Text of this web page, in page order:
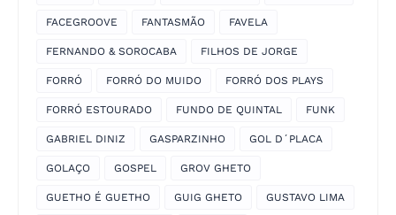
FACEGROOVE FANTASMÃO FAVELA
FERNANDO & SOROCABA FILHOS DE JORGE
FORRÓ FORRÓ DO MUIDO FORRÓ DOS PLAYS
FORRÓ ESTOURADO FUNDO DE QUINTAL FUNK
GABRIEL DINIZ GASPARZINHO GOL D´PLACA
GOLAÇO GOSPEL GROV GHETO
GUETHO É GUETHO GUIG GHETO GUSTAVO LIMA